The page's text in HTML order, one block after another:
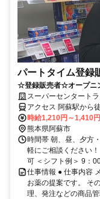
パートタイム登録
☆登録販売者☆オープニ
販売♪※要 登録販売者資
スーパーセンタート
アクセス 阿蘇駅から
時給1,210円～1,410円
熊本県阿蘇市
時間帯 朝、昼、夕方
軽にご相談ください
可 ＜シフト例＞ 9：
仕事情報 ● 仕事内容
お薬の提案です。 そ
理、発注などの商品